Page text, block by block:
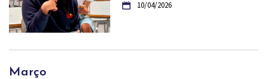
10/04/2026
Março